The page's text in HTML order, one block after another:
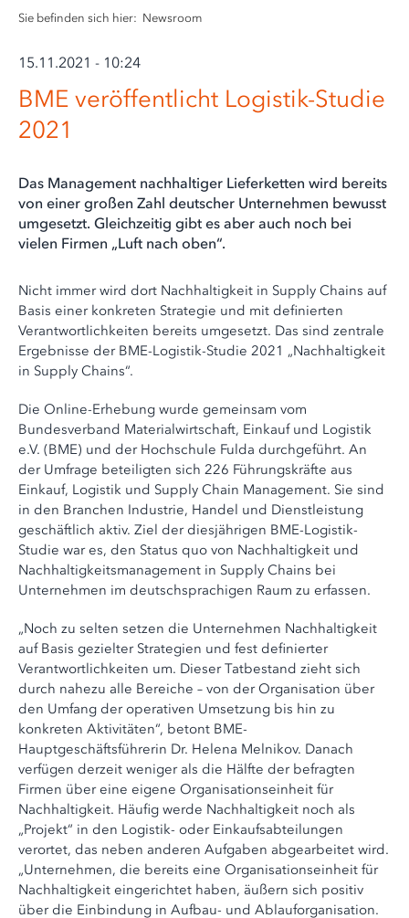
Sie befinden sich hier: Newsroom
15.11.2021 - 10:24
BME veröffentlicht Logistik-Studie
2021
Das Management nachhaltiger Lieferketten wird bereits
von einer großen Zahl deutscher Unternehmen bewusst
umgesetzt. Gleichzeitig gibt es aber auch noch bei
vielen Firmen „Luft nach oben“.
Nicht immer wird dort Nachhaltigkeit in Supply Chains auf
Basis einer konkreten Strategie und mit definierten
Verantwortlichkeiten bereits umgesetzt. Das sind zentrale
Ergebnisse der BME-Logistik-Studie 2021 „Nachhaltigkeit
in Supply Chains“.
Die Online-Erhebung wurde gemeinsam vom
Bundesverband Materialwirtschaft, Einkauf und Logistik
e.V. (BME) und der Hochschule Fulda durchgeführt. An
der Umfrage beteiligten sich 226 Führungskräfte aus
Einkauf, Logistik und Supply Chain Management. Sie sind
in den Branchen Industrie, Handel und Dienstleistung
geschäftlich aktiv. Ziel der diesjährigen BME-Logistik-
Studie war es, den Status quo von Nachhaltigkeit und
Nachhaltigkeitsmanagement in Supply Chains bei
Unternehmen im deutschsprachigen Raum zu erfassen.
„Noch zu selten setzen die Unternehmen Nachhaltigkeit
auf Basis gezielter Strategien und fest definierter
Verantwortlichkeiten um. Dieser Tatbestand zieht sich
durch nahezu alle Bereiche – von der Organisation über
den Umfang der operativen Umsetzung bis hin zu
konkreten Aktivitäten“, betont BME-
Hauptgeschäftsführerin Dr. Helena Melnikov. Danach
verfügen derzeit weniger als die Hälfte der befragten
Firmen über eine eigene Organisationseinheit für
Nachhaltigkeit. Häufig werde Nachhaltigkeit noch als
„Projekt“ in den Logistik- oder Einkaufsabteilungen
verortet, das neben anderen Aufgaben abgearbeitet wird.
„Unternehmen, die bereits eine Organisationseinheit für
Nachhaltigkeit eingerichtet haben, äußern sich positiv
über die Einbindung in Aufbau- und Ablauforganisation.